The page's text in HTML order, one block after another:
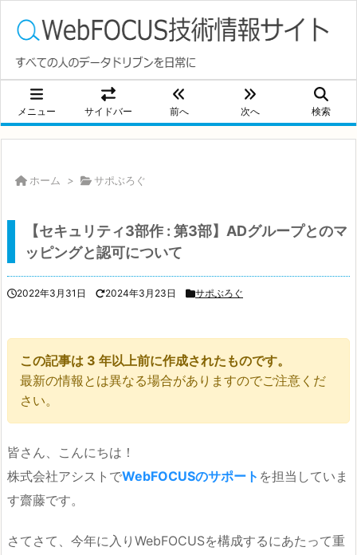
メニュー サイドバー 前へ 次へ 検索
ホーム > サポぶろぐ
【セキュリティ3部作 : 第3部】ADグループとのマ
ッピングと認可について
2022年3月31日 2024年3月23日 サポぶろぐ
この記事は 3 年以上前に作成されたものです。
最新の情報とは異なる場合がありますのでご注意くだ
さい。
皆さん、こんにちは！
株式会社アシストでWebFOCUSのサポート を担当していま
す齋藤です。
さてさて、今年に入りWebFOCUSを構成するにあたって重